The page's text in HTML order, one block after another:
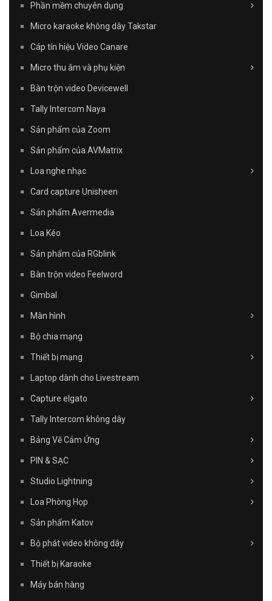
Phần mềm chuyên dụng
Micro karaoke không dây Takstar
Cáp tín hiệu Video Canare
Micro thu âm và phụ kiện
Bàn trộn video Devicewell
Tally Intercom Naya
Sản phẩm của Zoom
Sản phẩm của AVMatrix
Loa nghe nhạc
Card capture Unisheen
Sản phẩm Avermedia
Loa Kéo
Sản phẩm của RGblink
Bàn trộn video Feelword
Gimbal
Màn hình
Bộ chia mạng
Thiết bị mạng
Laptop dành cho Livestream
Capture elgato
Tally Intercom không dây
Bảng Vẽ Cảm Ứng
PIN & SẠC
Studio Lightning
Loa Phòng Họp
Sản phẩm Katov
Bộ phát video không dây
Thiết bị Karaoke
Máy bán hàng